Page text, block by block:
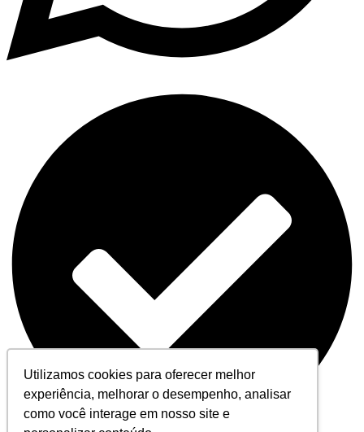
Utilizamos cookies para oferecer melhor
experiência, melhorar o desempenho, analisar
como você interage em nosso site e